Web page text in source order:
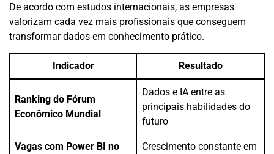
De acordo com estudos internacionais, as empresas
valorizam cada vez mais profissionais que conseguem
transformar dados em conhecimento prático.
Indicador Resultado
Ranking do Fórum
Econômico Mundial
Dados e IA entre as
principais habilidades do
futuro
Vagas com Power BI no
Crescimento constante em